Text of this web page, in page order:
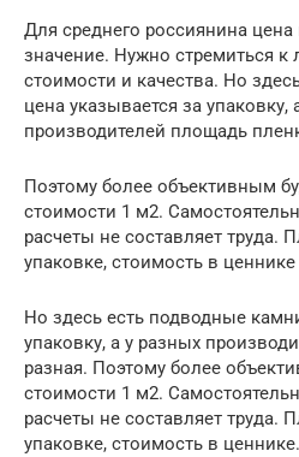
Для среднего россиянина
значение. Нужно стремиться
стоимости и качества. Но
цена указывается за упаковку,
производителей площадь
Поэтому более объективным
стоимости 1 м2.
расчеты не составляет труда.
упаковке, стоимость в ценнике
Но здесь есть подводные
упаковку, а у разных
разная. Поэтому более
стоимости 1 м2.
расчеты не составляет труда.
упаковке, стоимость в ценнике.